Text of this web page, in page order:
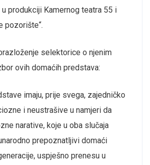
produkciji Kamernog teatra 55 i
pozorište“.
selektorice o njenim
ovih domaćih predstava:
imaju, prije svega, zajedničko
i neustrašive u namjeri da
narative, koje u oba slučaja
prepoznatljivi domaći
uspješno prenesu u